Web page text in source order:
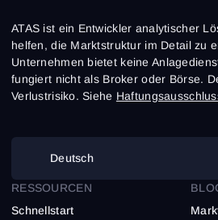
ATAS ist ein Entwickler analytischer
helfen, die Marktstruktur im Detail zu
Unternehmen bietet keine
fungiert nicht als Broker oder Börse.
Verlustrisiko. Siehe
Deutsch
RESSOURCEN
Schnellstart